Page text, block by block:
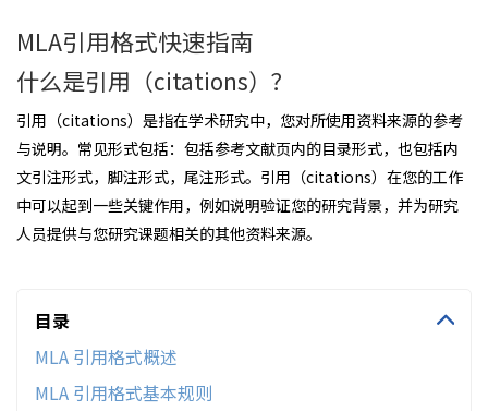
MLA引用格式快速指南
什么是引用（citations）？
引用（citations）是指在学术研究中，您对所使用资料来源的参考
与说明。常见形式包括：包括参考文献页内的目录形式，也包括内
文引注形式，脚注形式，尾注形式。引用（citations）在您的工作
中可以起到一些关键作用，例如说明验证您的研究背景，并为研究
人员提供与您研究课题相关的其他资料来源。
目录
MLA 引用格式概述
MLA 引用格式基本规则